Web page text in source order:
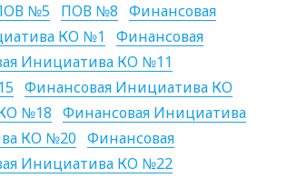
№5 ПОВ №8 Финансовая
КО №1
Финансовая
Инициатива КО №11
Финансовая Инициатива КО
№18 Финансовая Инициатива
КО №20 Финансовая
Инициатива КО №22